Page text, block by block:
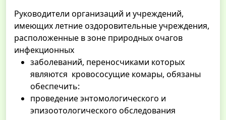
Руководители организаций и учреждений,
имеющих летние оздоровительные учреждения,
расположенные в зоне природных очагов
инфекционных
заболеваний, переносчиками которых
являются кровососущие комары, обязаны
обеспечить:
проведение энтомологического и
эпизоотологического обследования